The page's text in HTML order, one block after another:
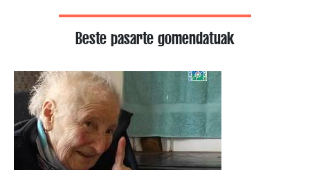
Beste pasarte gomendatuak